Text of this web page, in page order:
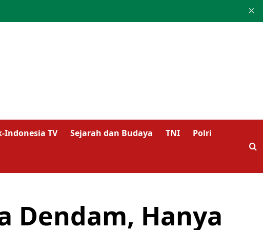
×
Indonesia TV Sejarah dan Budaya TNI Polri
Dendam, Hanya